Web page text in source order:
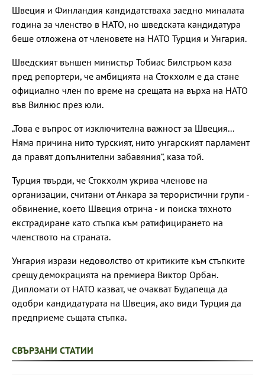
Швеция и Финландия кандидатстваха заедно миналата
година за членство в НАТО, но шведската кандидатура
беше отложена от членовете на НАТО Турция и Унгария.
Шведският външен министър Тобиас Билстрьом каза
пред репортери, че амбицията на Стокхолм е да стане
официално член по време на срещата на върха на НАТО
във Вилнюс през юли.
„Това е въпрос от изключителна важност за Швеция...
Няма причина нито турският, нито унгарският парламент
да правят допълнителни забавяния“, каза той.
Турция твърди, че Стокхолм укрива членове на
организации, считани от Анкара за терористични групи -
обвинение, което Швеция отрича - и поиска тяхното
екстрадиране като стъпка към ратифицирането на
членството на страната.
Унгария изрази недоволство от критиките към стъпките
срещу демокрацията на премиера Виктор Орбан.
Дипломати от НАТО казват, че очакват Будапеща да
одобри кандидатурата на Швеция, ако види Турция да
предприеме същата стъпка.
СВЪРЗАНИ СТАТИИ